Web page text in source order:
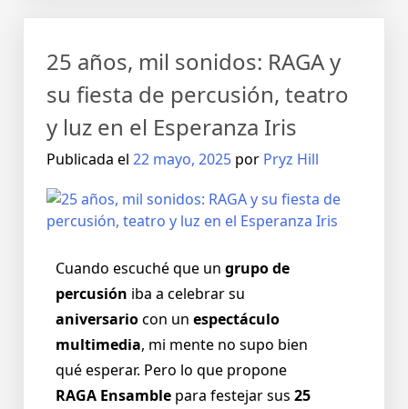
25 años, mil sonidos: RAGA y
su fiesta de percusión, teatro
y luz en el Esperanza Iris
Publicada el 22 mayo, 2025 por Pryz Hill
Cuando escuché que un grupo de
percusión iba a celebrar su
aniversariocon un espectáculo
multimedia, mi mente no supo bien
qué esperar. Pero lo que propone
RAGA Ensamble para festejar sus 25